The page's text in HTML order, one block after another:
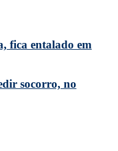
fica entalado em
socorro, no